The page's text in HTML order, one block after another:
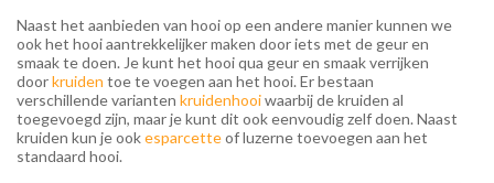
Naast het aanbieden van hooi op een andere manier kunnen we
ook het hooi aantrekkelijker maken door iets met de geur en
smaak te doen. Je kunt het hooi qua geur en smaak verrijken
doorkruiden toe te voegen aan het hooi. Er bestaan
verschillende varianten kruidenhooiwaarbij de kruiden al
toegevoegd zijn, maar je kunt dit ook eenvoudig zelf doen. Naast
kruiden kun je ookesparcetteof luzerne toevoegen aan het
standaard hooi.